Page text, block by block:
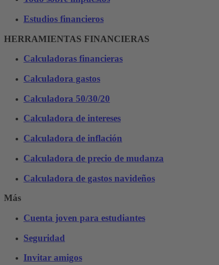
Estudios financieros
HERRAMIENTAS FINANCIERAS
Calculadoras financieras
Calculadora gastos
Calculadora 50/30/20
Calculadora de intereses
Calculadora de inflación
Calculadora de precio de mudanza
Calculadora de gastos navideños
Más
Cuenta joven para estudiantes
Seguridad
Invitar amigos